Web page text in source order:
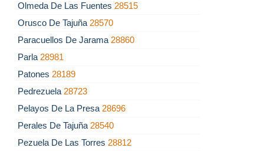
Olmeda De Las Fuentes 28515
Orusco De Tajuña 28570
Paracuellos De Jarama 28860
Parla 28981
Patones 28189
Pedrezuela 28723
Pelayos De La Presa 28696
Perales De Tajuña 28540
Pezuela De Las Torres 28812